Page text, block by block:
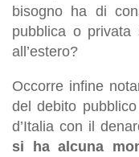
bisogno ha di
pubblica o privata
all’estero?
Occorre infine
del debito
d’Italia con il
si ha alcuna